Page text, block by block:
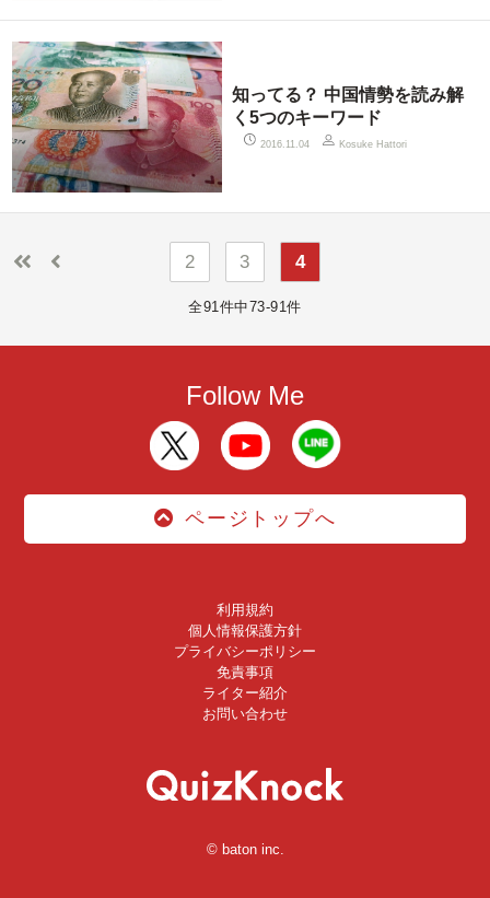
知ってる？ 中国情勢を読み解
く5つのキーワード
2016.11.04 Kosuke Hattori
2 3 4
全91件中73-91件
Follow Me
ページトップへ
利用規約
個人情報保護方針
プライバシーポリシー
免責事項
ライター紹介
お問い合わせ
© baton inc.